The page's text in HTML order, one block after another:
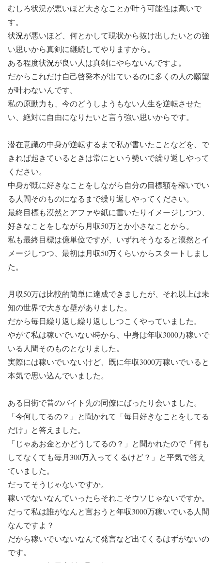
むしろ状況が悪いほど大きなことが叶う可能性は高いで
す。
状況が悪いほど、何とかして現状から抜け出したいとの強
い思いから真剣に継続してやりますから。
ある程度状況が良い人は真剣にやらないんですよ。
だからこれだけ自己啓発本が出ているのに多くの人の願望
が叶わないんです。
私の原動力も、今のどうしようもない人生を逆転させた
い、絶対に自由になりたいと言う強い思いからです。
潜在意識の中身が逆転するまで私が書いたことなどを、で
きれば起きているときは常にという勢いで繰り返しやって
ください。
中身が既に好きなことをしながら自分の目標額を稼いでい
る人間そのものになるまで繰り返しやってください。
最終目標も漠然とアファや紙に書いたりイメージしつつ、
好きなことをしながら月収50万とか小さなことから。
私も最終目標は億単位ですが、いずれそうなると漠然とイ
メージしつつ、最初は月収50万くらいからスタートしまし
た。
月収50万は比較的簡単に達成できましたが、それ以上は未
知の世界で大きな壁がありました。
だから毎日繰り返し繰り返ししつこくやっていました。
やがて私は稼いでいない時から、中身は年収3000万稼いで
いる人間そのものとなりました。
実際には稼いでいないけど、既に年収3000万稼いでいると
本気で思い込んでいました。
ある日街で昔のバイト先の同僚にばったり会いました。
「今何してるの？」と聞かれて「毎日好きなことをしてる
だけ」と答えました。
「じゃあお金とかどうしてるの？」と聞かれたので「何も
してなくても毎月300万入ってくるけど？」と平気で答え
ていました。
だってそうじゃないですか。
稼いでないなんていったらそれこそウソじゃないですか。
だって私は誰がなんと言おうと年収3000万稼いでいる人間
なんですよ？
だから稼いでいないなんて発言など出てくるはずがないの
です。